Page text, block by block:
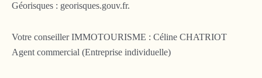
Géorisques : georisques.gouv.fr.
Votre conseiller IMMOTOURISME : Céline CHATRIOT
Agent commercial (Entreprise individuelle)